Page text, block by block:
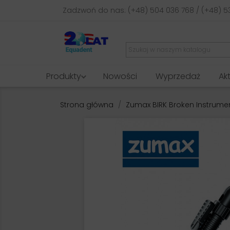
Zadzwoń do nas: (+48) 504 036 768 / (+48)
Produkty Nowości Wyprzedaż
Strona główna Zumax BIRK Broken